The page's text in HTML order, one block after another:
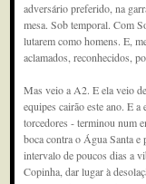
adversário preferido, na
mesa. Sob temporal. Com
lutarem como homens. E,
aclamados, reconhecidos,
Mas veio a A2. E ela veio
equipes cairão este ano. E a
torcedores - terminou num
boca contra o Água Santa
intervalo de poucos dias a
Copinha, dar lugar à